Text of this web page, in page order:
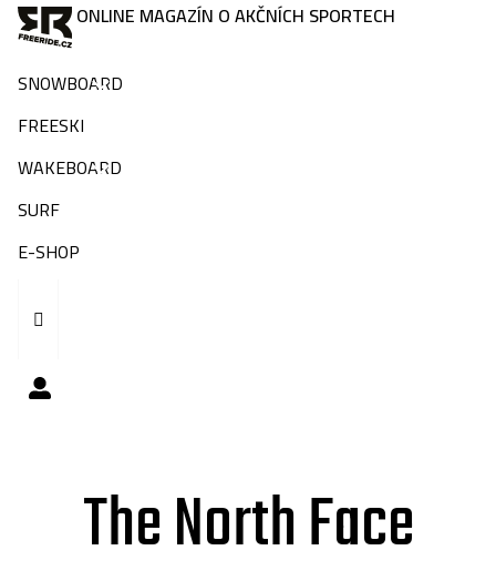
ONLINE MAGAZÍN O AKČNÍCH SPORTECH
SNOWBOARD
FREESKI
WAKEBOARD
SURF
E-SHOP
The North Face